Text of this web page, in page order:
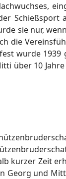
Schießsport
sie nur,
die
wurde 1939
über 10
kurzer Zeit
Georg und